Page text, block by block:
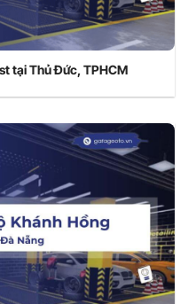
tại Thủ Đức, TPHCM